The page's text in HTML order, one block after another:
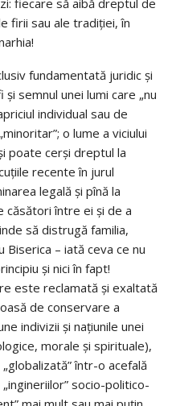
firii sau ale tradiţiei, în
fundamentată juridic şi
semnul unei lumi care „nu
individual sau de
o lume a viciului
poate cerşi dreptul la
recente în jurul
legală şi pînă la
căsători între ei şi de a
să distrugă familia,
Biserica – iată ceva ce nu
şi nici în fapt!
este reclamată şi exaltată
de conservare a
indivizii şi naţiunile unei
morale şi spirituale),
într-o acefală
socio-politico-